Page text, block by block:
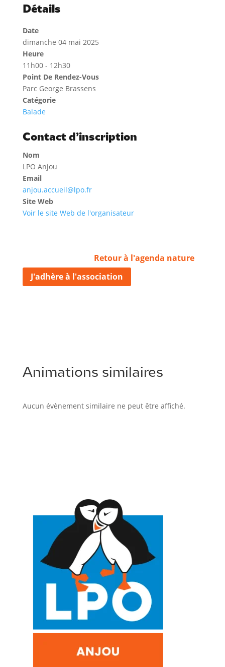
Détails
Date
dimanche 04 mai 2025
Heure
11h00 - 12h30
Point De Rendez-Vous
Parc George Brassens
Catégorie
Balade
Contact d’inscription
Nom
LPO Anjou
Email
anjou.accueil@lpo.fr
Site Web
Voir le site Web de l'organisateur
Retour à l'agenda nature
J'adhère à l'association
Animations similaires
Aucun évènement similaire ne peut être affiché.